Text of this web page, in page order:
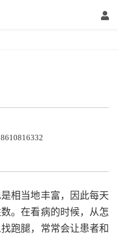
相当地丰富，因此每天
。在看病的时候，从怎
跑腿，常常会让患者和